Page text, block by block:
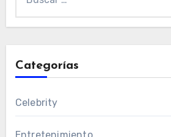
Categorías
Celebrity
Entretenimiento